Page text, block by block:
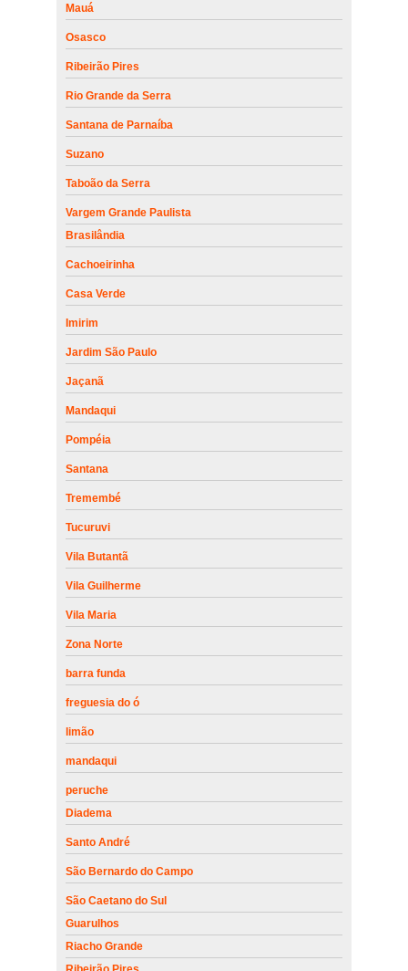
Mauá
Osasco
Ribeirão Pires
Rio Grande da Serra
Santana de Parnaíba
Suzano
Taboão da Serra
Vargem Grande Paulista
Brasilândia
Cachoeirinha
Casa Verde
Imirim
Jardim São Paulo
Jaçanã
Mandaqui
Pompéia
Santana
Tremembé
Tucuruvi
Vila Butantã
Vila Guilherme
Vila Maria
Zona Norte
barra funda
freguesia do ó
limão
mandaqui
peruche
Diadema
Santo André
São Bernardo do Campo
São Caetano do Sul
Guarulhos
Riacho Grande